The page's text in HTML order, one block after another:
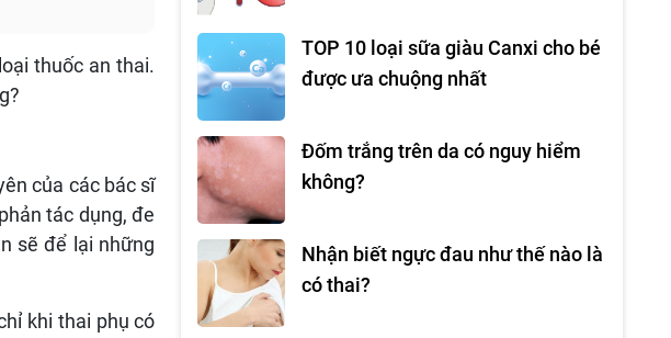
thuốc an thai.
của các bác sĩ
tác dụng, đe
sẽ để lại những
khi thai phụ có
TOP 10 loại sữa giàu Canxi cho bé
được ưa chuộng nhất
Đốm trắng trên da có nguy hiểm
không?
Nhận biết ngực đau như thế nào là
có thai?